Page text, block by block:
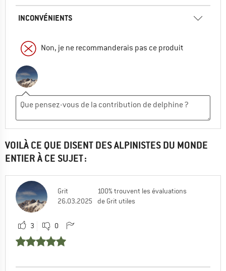
INCONVÉNIENTS
Non, je ne recommanderais pas ce produit
VOILÀ CE QUE DISENT DES ALPINISTES DU MONDE
ENTIER À CE SUJET :
Grit
26.03.2025
100% trouvent les évaluations
de Grit utiles
3 0